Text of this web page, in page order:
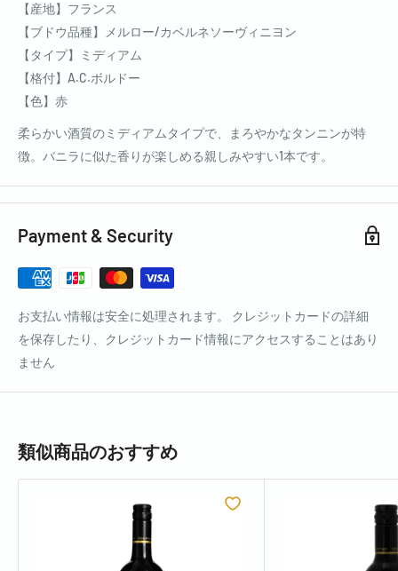
【産地】フランス
【ブドウ品種】メルロー/カベルネソーヴィニヨン
【タイプ】ミディアム
【格付】A.C.ボルドー
【色】赤
柔らかい酒質のミディアムタイプで、まろやかなタンニンが特
徴。バニラに似た香りが楽しめる親しみやすい1本です。
Payment & Security
お支払い情報は安全に処理されます。 クレジットカードの詳細
を保存したり、クレジットカード情報にアクセスすることはあり
ません
類似商品のおすすめ